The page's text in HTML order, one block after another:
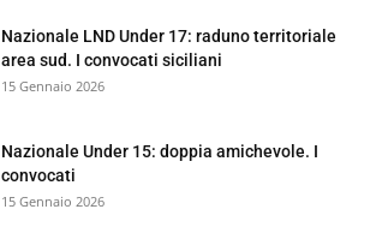
Nazionale LND Under 17: raduno territoriale
area sud. I convocati siciliani
15 Gennaio 2026
Nazionale Under 15: doppia amichevole. I
convocati
15 Gennaio 2026